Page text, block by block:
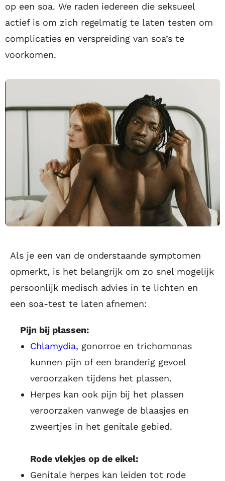
op een soa. We raden iedereen die seksueel
actief is om zich regelmatig te laten testen om
complicaties en verspreiding van soa’s te
voorkomen.
Als je een van de onderstaande symptomen
opmerkt, is het belangrijk om zo snel mogelijk
persoonlijk medisch advies in te lichten en
een soa-test te laten afnemen:
Pijn bij plassen:
Chlamydia, gonorroe en trichomonas
kunnen pijn of een branderig gevoel
veroorzaken tijdens het plassen.
Herpes kan ook pijn bij het plassen
veroorzaken vanwege de blaasjes en
zweertjes in het genitale gebied.
Rode vlekjes op de eikel:
Genitale herpes kan leiden tot rode